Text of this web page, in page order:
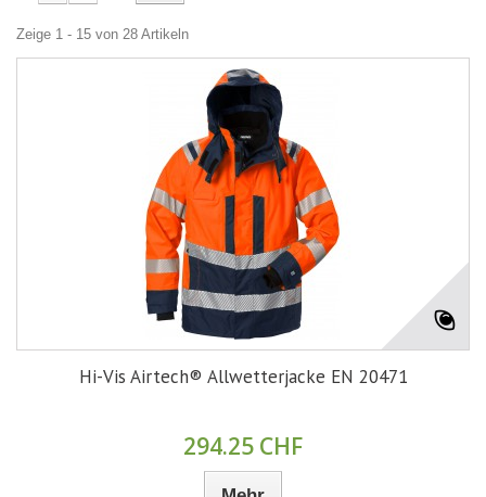
Zeige 1 - 15 von 28 Artikeln
Hi-Vis Airtech® Allwetterjacke EN 20471
294.25 CHF